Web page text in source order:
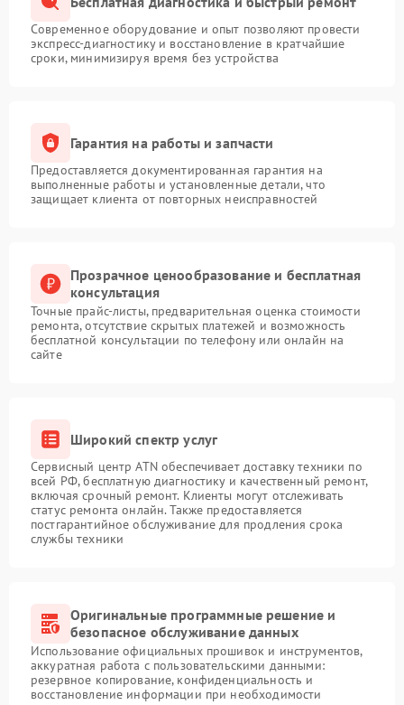
Современное оборудование и опыт позволяют провести
экспресс-диагностику и восстановление в кратчайшие
сроки, минимизируя время без устройства
Гарантия на работы и запчасти
Предоставляется документированная гарантия на
выполненные работы и установленные детали, что
защищает клиента от повторных неисправностей
Прозрачное ценообразование и бесплатная
консультация
Точные прайс-листы, предварительная оценка стоимости
ремонта, отсутствие скрытых платежей и возможность
бесплатной консультации по телефону или онлайн на
сайте
Широкий спектр услуг
Сервисный центр ATN обеспечивает доставку техники по
всей РФ, бесплатную диагностику и качественный ремонт,
включая срочный ремонт. Клиенты могут отслеживать
статус ремонта онлайн. Также предоставляется
постгарантийное обслуживание для продления срока
службы техники
Оригинальные программные решение и
безопасное обслуживание данных
Использование официальных прошивок и инструментов,
аккуратная работа с пользовательскими данными:
резервное копирование, конфиденциальность и
восстановление информации при необходимости